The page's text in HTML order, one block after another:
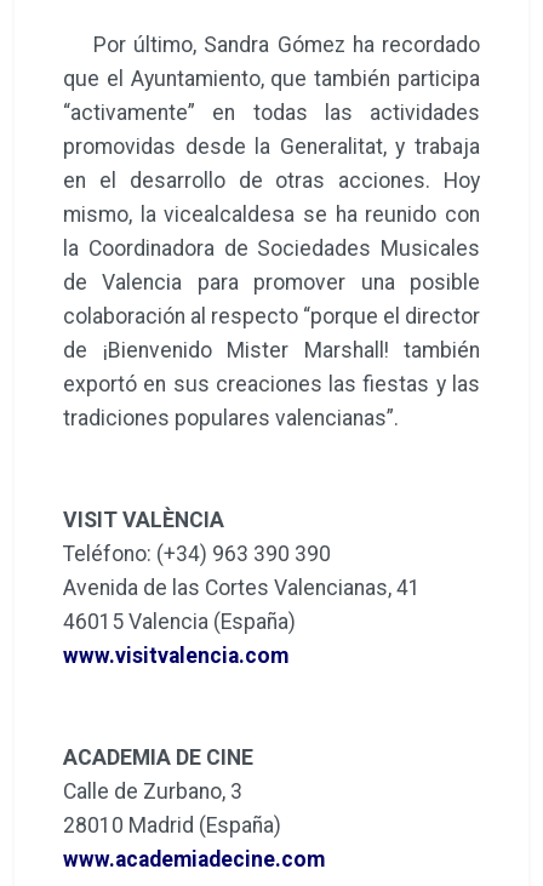
Por último, Sandra Gómez ha recordado
que el Ayuntamiento, que también participa
“activamente” en todas las actividades
promovidas desde la Generalitat, y trabaja
en el desarrollo de otras acciones. Hoy
mismo, la vicealcaldesa se ha reunido con
la Coordinadora de Sociedades Musicales
de Valencia para promover una posible
colaboración al respecto “porque el director
de ¡Bienvenido Mister Marshall! también
exportó en sus creaciones las fiestas y las
tradiciones populares valencianas”.
VISIT VALÈNCIA
Teléfono: (+34) 963 390 390
Avenida de las Cortes Valencianas, 41
46015 Valencia (España)
www.visitvalencia.com
ACADEMIA DE CINE
Calle de Zurbano, 3
28010 Madrid (España)
www.academiadecine.com